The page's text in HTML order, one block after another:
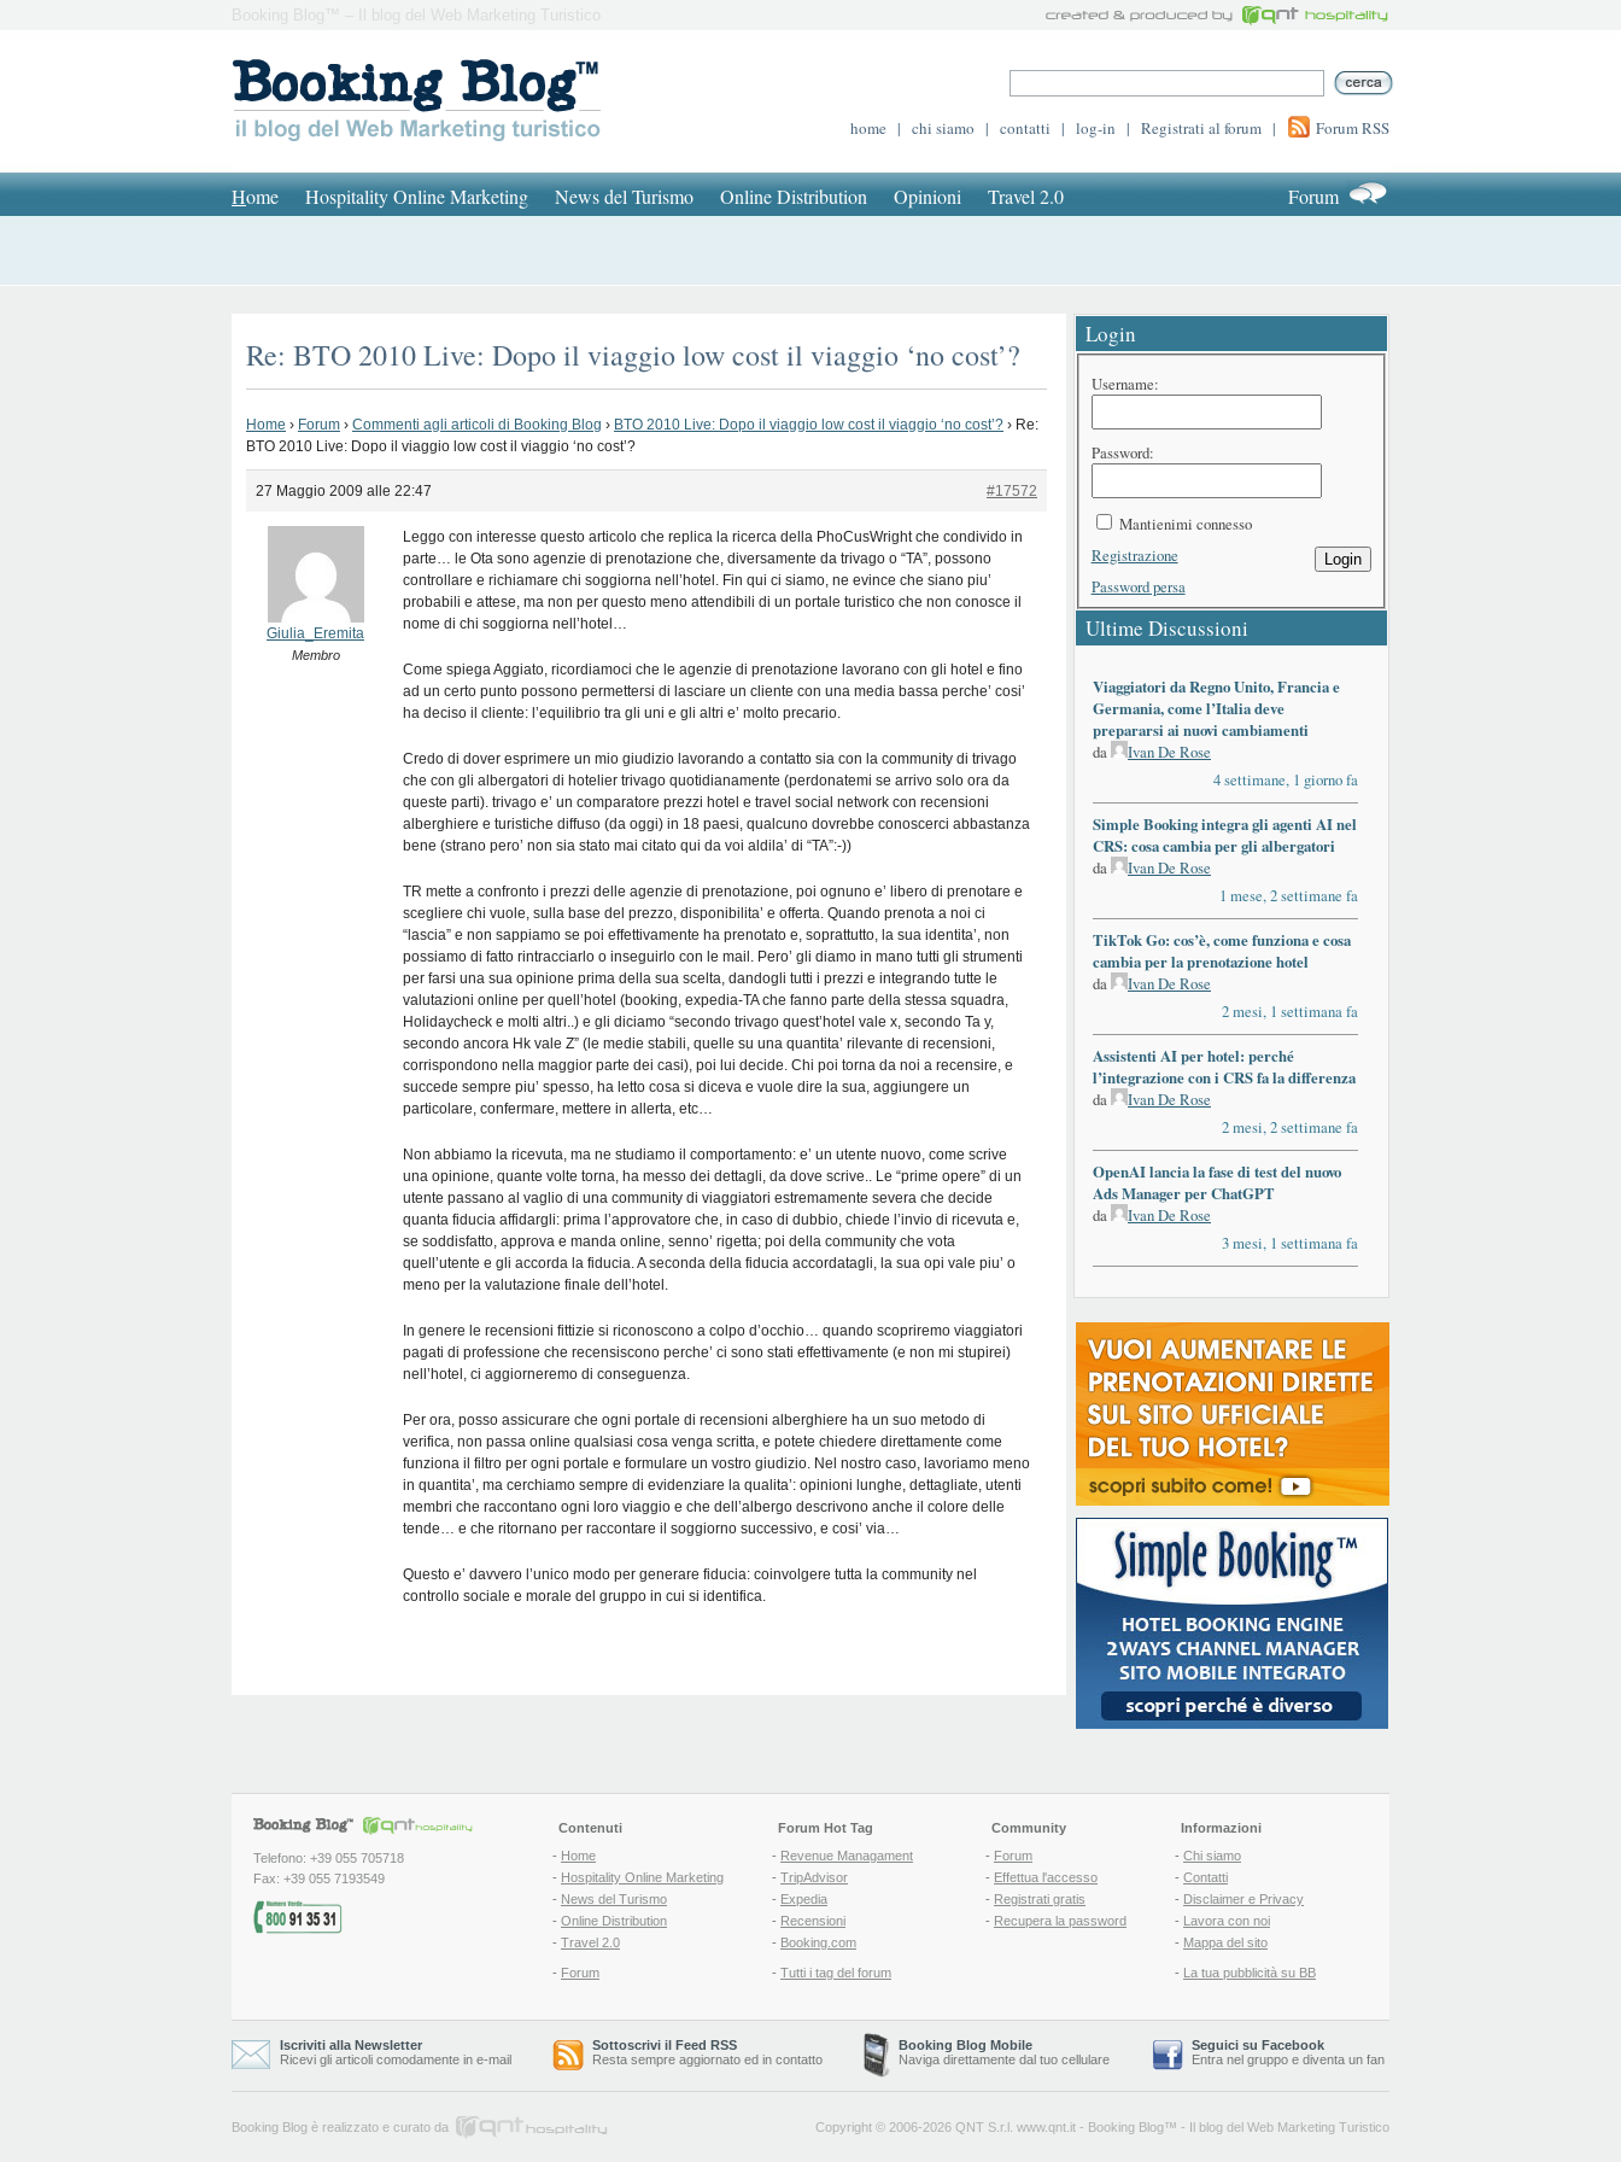
Booking Blog™ – Il blog del Web Marketing Turistico
home | chi siamo | contatti | log-in | Registrati al forum | Forum RSS
Home Hospitality Online Marketing News del Turismo Online Distribution Opinioni Travel 2.0 Forum
Re: BTO 2010 Live: Dopo il viaggio low cost il viaggio ‘no cost’?
Home › Forum › Commenti agli articoli di Booking Blog › BTO 2010 Live: Dopo il viaggio low cost il viaggio ‘no cost’? › Re:
BTO 2010 Live: Dopo il viaggio low cost il viaggio ‘no cost’?
27 Maggio 2009 alle 22:47 #17572
Giulia_Eremita
Membro
Leggo con interesse questo articolo che replica la ricerca della PhoCusWright che condivido in
parte… le Ota sono agenzie di prenotazione che, diversamente da trivago o “TA”, possono
controllare e richiamare chi soggiorna nell’hotel. Fin qui ci siamo, ne evince che siano piu’
probabili e attese, ma non per questo meno attendibili di un portale turistico che non conosce il
nome di chi soggiorna nell’hotel…
Come spiega Aggiato, ricordiamoci che le agenzie di prenotazione lavorano con gli hotel e fino
ad un certo punto possono permettersi di lasciare un cliente con una media bassa perche’ cosi’
ha deciso il cliente: l’equilibrio tra gli uni e gli altri e’ molto precario.
Credo di dover esprimere un mio giudizio lavorando a contatto sia con la community di trivago
che con gli albergatori di hotelier trivago quotidianamente (perdonatemi se arrivo solo ora da
queste parti). trivago e’ un comparatore prezzi hotel e travel social network con recensioni
alberghiere e turistiche diffuso (da oggi) in 18 paesi, qualcuno dovrebbe conoscerci abbastanza
bene (strano pero’ non sia stato mai citato qui da voi aldila’ di “TA”:-))
TR mette a confronto i prezzi delle agenzie di prenotazione, poi ognuno e’ libero di prenotare e
scegliere chi vuole, sulla base del prezzo, disponibilita’ e offerta. Quando prenota a noi ci
“lascia” e non sappiamo se poi effettivamente ha prenotato e, soprattutto, la sua identita’, non
possiamo di fatto rintracciarlo o inseguirlo con le mail. Pero’ gli diamo in mano tutti gli strumenti
per farsi una sua opinione prima della sua scelta, dandogli tutti i prezzi e integrando tutte le
valutazioni online per quell’hotel (booking, expedia-TA che fanno parte della stessa squadra,
Holidaycheck e molti altri..) e gli diciamo “secondo trivago quest’hotel vale x, secondo Ta y,
secondo ancora Hk vale Z” (le medie stabili, quelle su una quantita’ rilevante di recensioni,
corrispondono nella maggior parte dei casi), poi lui decide. Chi poi torna da noi a recensire, e
succede sempre piu’ spesso, ha letto cosa si diceva e vuole dire la sua, aggiungere un
particolare, confermare, mettere in allerta, etc…
Non abbiamo la ricevuta, ma ne studiamo il comportamento: e’ un utente nuovo, come scrive
una opinione, quante volte torna, ha messo dei dettagli, da dove scrive.. Le “prime opere” di un
utente passano al vaglio di una community di viaggiatori estremamente severa che decide
quanta fiducia affidargli: prima l’approvatore che, in caso di dubbio, chiede l’invio di ricevuta e,
se soddisfatto, approva e manda online, senno’ rigetta; poi della community che vota
quell’utente e gli accorda la fiducia. A seconda della fiducia accordatagli, la sua opi vale piu’ o
meno per la valutazione finale dell’hotel.
In genere le recensioni fittizie si riconoscono a colpo d’occhio… quando scopriremo viaggiatori
pagati di professione che recensiscono perche’ ci sono stati effettivamente (e non mi stupirei)
nell’hotel, ci aggiorneremo di conseguenza.
Per ora, posso assicurare che ogni portale di recensioni alberghiere ha un suo metodo di
verifica, non passa online qualsiasi cosa venga scritta, e potete chiedere direttamente come
funziona il filtro per ogni portale e formulare un vostro giudizio. Nel nostro caso, lavoriamo meno
in quantita’, ma cerchiamo sempre di evidenziare la qualita’: opinioni lunghe, dettagliate, utenti
membri che raccontano ogni loro viaggio e che dell’albergo descrivono anche il colore delle
tende… e che ritornano per raccontare il soggiorno successivo, e cosi’ via…
Questo e’ davvero l’unico modo per generare fiducia: coinvolgere tutta la community nel
controllo sociale e morale del gruppo in cui si identifica.
Login
Username:
Password:
Mantienimi connesso
Login
Registrazione
Password persa
Ultime Discussioni
Viaggiatori da Regno Unito, Francia e
Germania, come l’Italia deve
prepararsi ai nuovi cambiamenti
da
Ivan De Rose
4 settimane, 1 giorno fa
Simple Booking integra gli agenti AI nel
CRS: cosa cambia per gli albergatori
da
Ivan De Rose
1 mese, 2 settimane fa
TikTok Go: cos’è, come funziona e cosa
cambia per la prenotazione hotel
da
Ivan De Rose
2 mesi, 1 settimana fa
Assistenti AI per hotel: perché
l’integrazione con i CRS fa la differenza
da
Ivan De Rose
2 mesi, 2 settimane fa
OpenAI lancia la fase di test del nuovo
Ads Manager per ChatGPT
da
Ivan De Rose
3 mesi, 1 settimana fa
Telefono: +39 055 705718
Fax: +39 055 7193549
Contenuti
- Home
- Hospitality Online Marketing
- News del Turismo
- Online Distribution
- Travel 2.0
- Forum
Forum Hot Tag
- Revenue Managament
- TripAdvisor
- Expedia
- Recensioni
- Booking.com
- Tutti i tag del forum
Community
- Forum
- Effettua l'accesso
- Registrati gratis
- Recupera la password
Informazioni
- Chi siamo
- Contatti
- Disclaimer e Privacy
- Lavora con noi
- Mappa del sito
- La tua pubblicità su BB
Iscriviti alla Newsletter
Ricevi gli articoli comodamente in e-mail
Sottoscrivi il Feed RSS
Resta sempre aggiornato ed in contatto
Booking Blog Mobile
Naviga direttamente dal tuo cellulare
Seguici su Facebook
Entra nel gruppo e diventa un fan
Booking Blog è realizzato e curato da Copyright © 2006-2026 QNT S.r.l. www.qnt.it - Booking Blog™ - Il blog del Web Marketing Turistico